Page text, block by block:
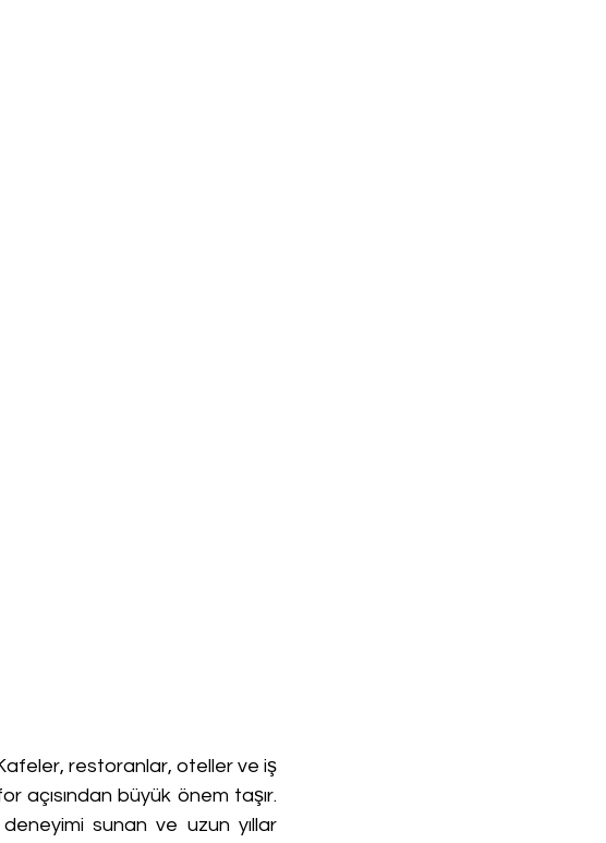
restoranlar, oteller ve iş
açısından büyük önem taşır.
sunan ve uzun yıllar